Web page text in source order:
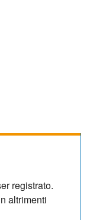
registrato.
altrimenti